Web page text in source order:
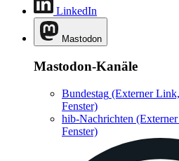
LinkedIn
Mastodon
Mastodon-Kanäle
Bundestag (Externer
Fenster)
hib-Nachrichten
Fenster)